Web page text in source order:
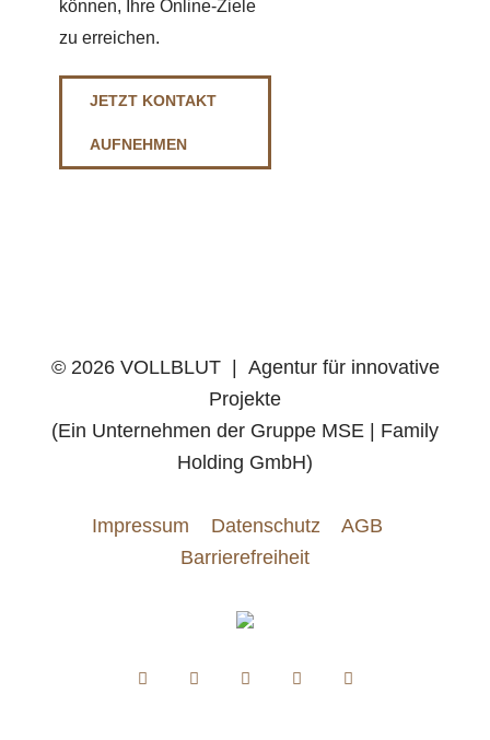
können, Ihre Online-Ziele
zu erreichen.
JETZT KONTAKT
AUFNEHMEN
© 2026 VOLLBLUT | Agentur für innovative
Projekte
(Ein Unternehmen der Gruppe MSE | Family
Holding GmbH)
Impressum Datenschutz
AGB
Barrierefreiheit
InstagramFacebookLinkedInXing
E-